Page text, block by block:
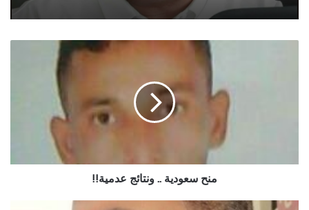
منح سعودية .. ونتائج عدمية!!
أبصم